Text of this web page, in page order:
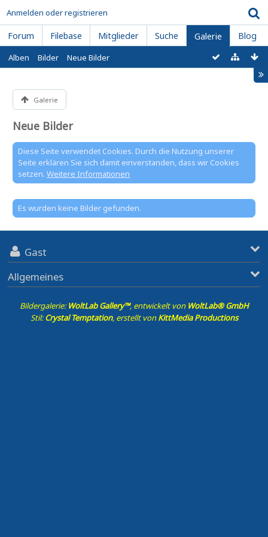
Anmelden oder registrieren
Forum Filebase Mitglieder Suche Galerie Blog
Alben Bilder Neue Bilder
Galerie
Neue Bilder
Diese Seite verwendet Cookies. Durch die Nutzung unserer
Seite erklären Sie sich damit einverstanden, dass wir Cookies
setzen. Weitere Informationen
Es wurden keine Bilder gefunden.
Gast
Allgemeines
Bildergalerie: WoltLab Gallery™, entwickelt von WoltLab® GmbH
Stil:Crystal Temptation, erstellt vonKittMedia Productions